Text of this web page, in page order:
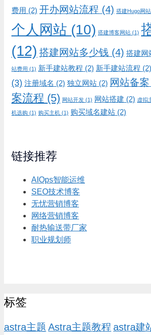
费用 (2) 开办网站流程 (4) 搭建Hugo网站
个人网站 (10) 搭建博客网站 (1)
(12) 搭建网站多少钱 (4) 搭建网
站费用 (1) 新手建站教程 (2) 新手建站流程 (2)
(3) 注册域名 (2) 独立网站 (2) 网站备案
案流程 (5) 网站开发 (1) 网站搭建 (2) 虚拟
机选购 (1) 购买主机 (1) 购买域名建站 (2)
链接推荐
AIOps智能运维
SEO技术博客
无忧营销博客
网络营销博客
耐热输送带厂家
职业规划师
标签
astra主题 Astra主题教程 astra建